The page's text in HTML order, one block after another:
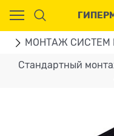
МОНТАЖ СИСТЕМ
Стандартный
Ваш город - Москва,
угадали?
ДА НЕТ